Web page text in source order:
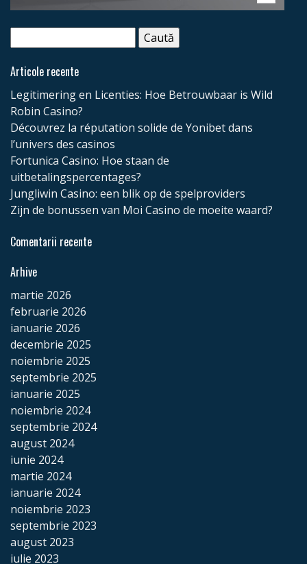
impozite
locale
Achiziții
publice
Acte
de
constituire
Projects/Path4Med
SERVICII
PUBLICE
Instituții
publice
IET
„Albinuța”
Gimnaziul
„Alexandrina
Rusu”
Casa
de
după:
Articole recente
Legitimering en Licenties: Hoe Betrouwbaar is Wild
Robin Casino?
Découvrez la réputation solide de Yonibet dans
l’univers des casinos
Fortunica Casino: Hoe staan de
uitbetalingspercentages?
Jungliwin Casino: een blik op de spelproviders
Zijn de bonussen van Moi Casino de moeite waard?
Comentarii recente
Arhive
martie 2026
februarie 2026
ianuarie 2026
decembrie 2025
noiembrie 2025
septembrie 2025
ianuarie 2025
noiembrie 2024
septembrie 2024
august 2024
iunie 2024
martie 2024
ianuarie 2024
noiembrie 2023
septembrie 2023
august 2023
iulie 2023